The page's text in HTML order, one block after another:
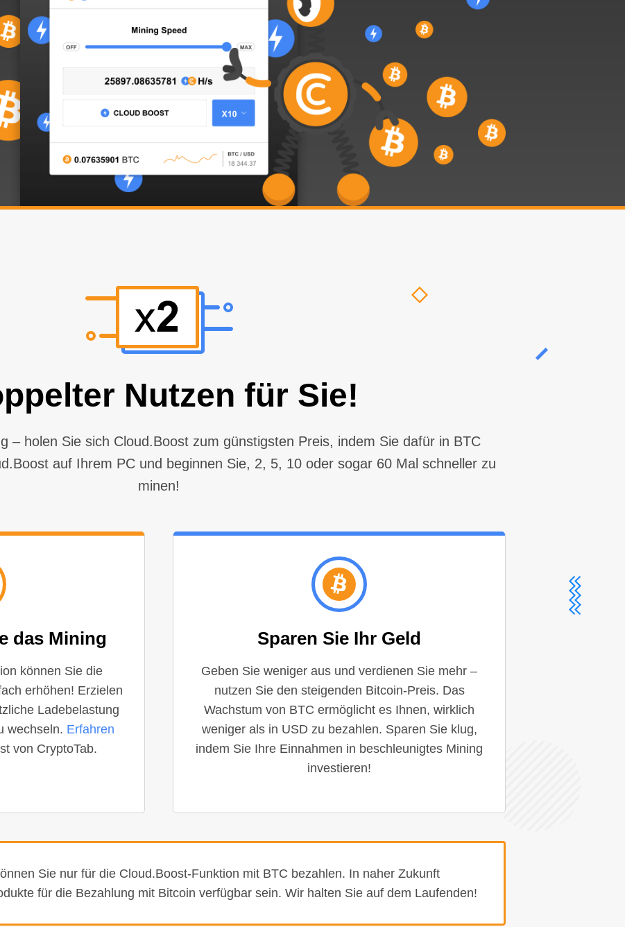
Nutzen für Sie!
– holen Sie sich Cloud.Boost zum günstigsten Preis, indem Sie dafür in BTC
auf Ihrem PC und beginnen Sie, 2, 5, 10 oder sogar 60 Mal schneller zu
minen!
das Mining
können Sie die
erhöhen! Erzielen
Ladebelastung
wechseln. Erfahren
von CryptoTab.
Sparen Sie Ihr Geld
Geben Sie weniger aus und verdienen Sie mehr –
nutzen Sie den steigenden Bitcoin-Preis. Das
Wachstum von BTC ermöglicht es Ihnen, wirklich
weniger als in USD zu bezahlen. Sparen Sie klug,
indem Sie Ihre Einnahmen in beschleunigtes Mining
investieren!
Sie nur für die Cloud.Boost-Funktion mit BTC bezahlen. In naher Zukunft
für die Bezahlung mit Bitcoin verfügbar sein. Wir halten Sie auf dem Laufenden!